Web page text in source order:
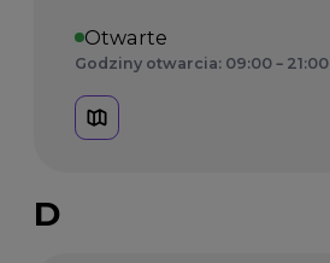
Otwarte
Godziny otwarcia: 09:00 – 21:00
D